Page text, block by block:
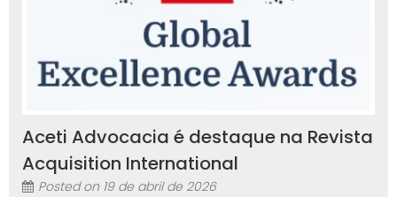
Aceti Advocacia é destaque na Revista
Acquisition International
Posted on 19 de abril de 2026